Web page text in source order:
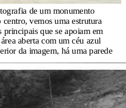
de um monumento
vemos uma estrutura
que se apoiam em
aberta com um céu azul
da imagem, há uma parede